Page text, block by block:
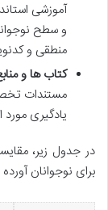
آموزشی
و سطح
منطقی و
کتاب ها و
مستندات
یادگیری مورد
در جدول زیر،
برای نوجوانان